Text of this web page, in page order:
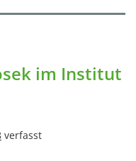
im Institut
verfasst